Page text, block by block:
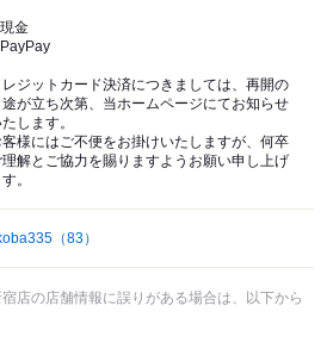
金
レジットカード決済につきましては、再開の
途が立ち次第、当ホームページにてお知らせ
します。
客様にはご不便をお掛けいたしますが、何卒
理解とご協力を賜りますようお願い申し上げ
。
（83）
店の店舗情報に誤りがある場合は、以下から